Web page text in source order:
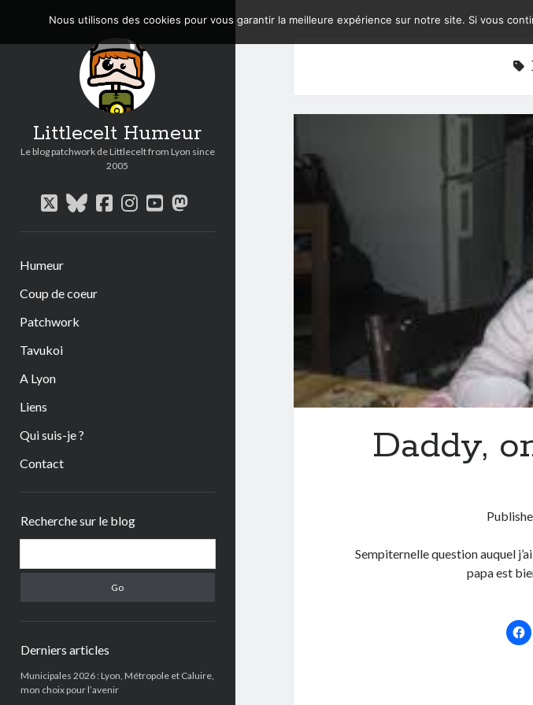
Littlecelt Humeur
Le blog patchwork de Littlecelt from Lyon since
2005
twitterbluesky
facebook
instagram
youtube
mastodon
Humeur
Coup de coeur
Patchwork
Tavukoi
A Lyon
Liens
Qui suis-je ?
Contact
Recherche sur le blog
Derniers articles
Municipales 2026 : Lyon, Métropole et Caluire,
mon choix pour l’avenir
Daddy,
Sempiternelle question auquel
papa est
Nous utilisons des cookies pour vous garantir la meilleure expérience sur notre site. Si vous